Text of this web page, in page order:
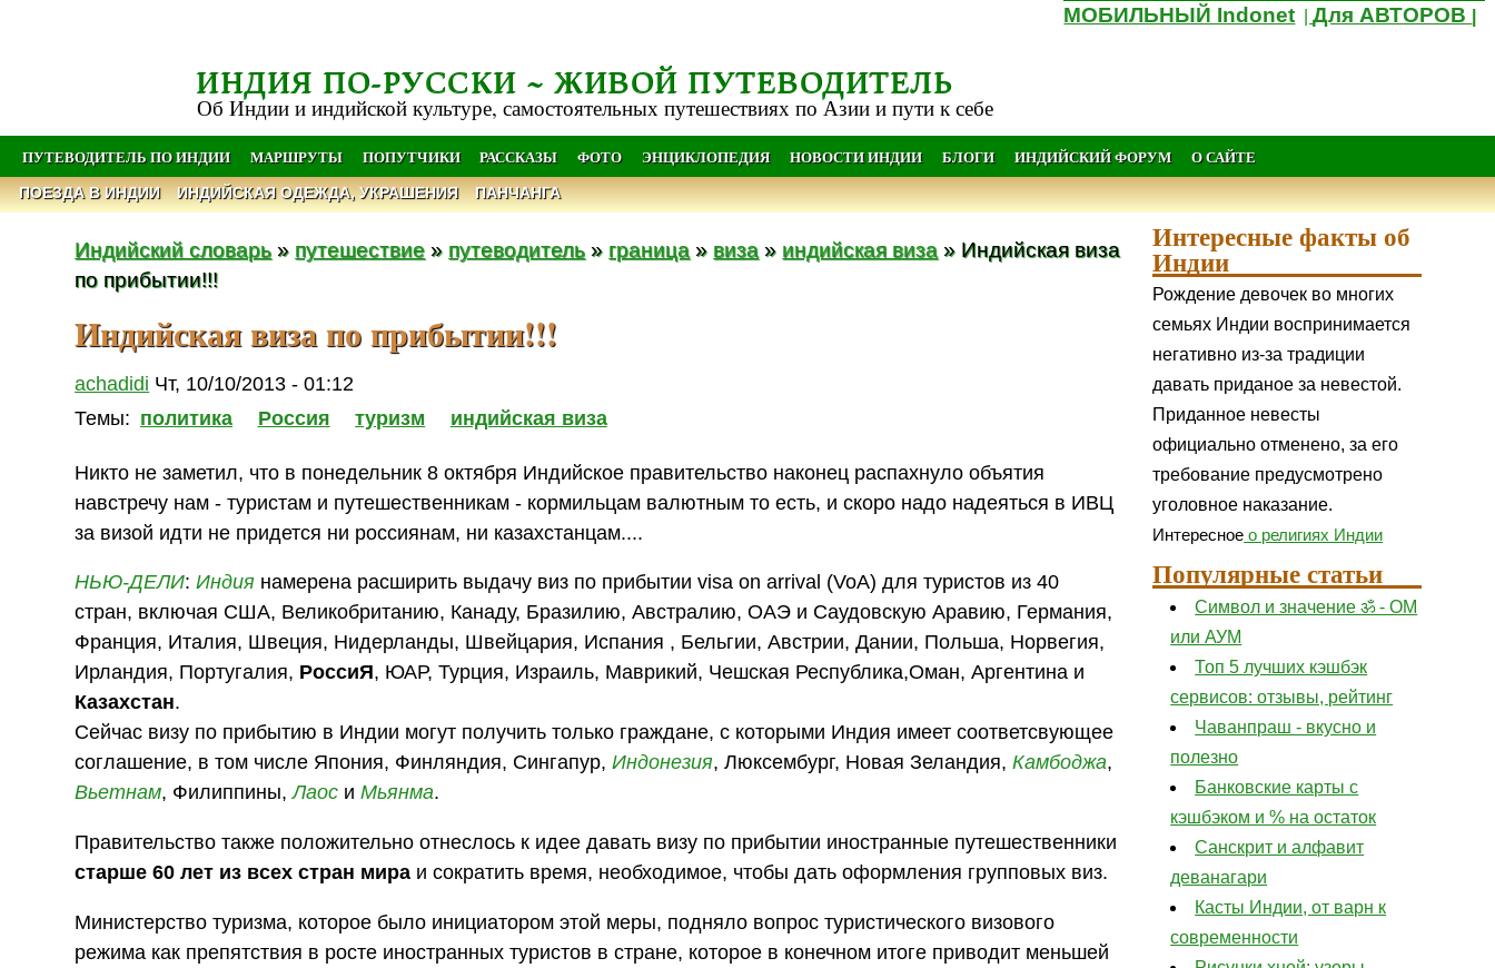
МОБИЛЬНЫЙ Indonet |Для АВТОРОВ
ИНДИЯ ПО-РУССКИ ~ ЖИВОЙ ПУТЕВОДИТЕЛЬ
Об Индии и индийской культуре, самостоятельных путешествиях по Азии и пути к себе
ПУТЕВОДИТЕЛЬ ПО ИНДИИ МАРШРУТЫ ПОПУТЧИКИ РАССКАЗЫ ФОТО ЭНЦИКЛОПЕДИЯ НОВОСТИ ИНДИИ БЛОГИ ИНДИЙСКИЙ ФОРУМ О САЙТЕ
ПОЕЗДА В ИНДИИ ИНДИЙСКАЯ ОДЕЖДА, УКРАШЕНИЯ ПАНЧАНГА
Индийский словарь» путешествие » путеводитель» граница » виза » индийская виза » Индийская виза
по прибытии!!!
Индийская виза по прибытии!!!
achadidi Чт, 10/10/2013 - 01:12
Темы: политика Россия туризм индийская виза
Никто не заметил, что в понедельник 8 октября Индийское правительство наконец распахнуло объятия
навстречу нам - туристам и путешественникам - кормильцам валютным то есть, и скоро надо надеяться в ИВЦ
за визой идти не придется ни россиянам, ни казахстанцам....
НЬЮ-ДЕЛИ:Индия намерена расширить выдачу виз по прибытии visa on arrival (VoA) для туристов из 40
стран, включая США, Великобританию, Канаду, Бразилию, Австралию, ОАЭ и Саудовскую Аравию, Германия,
Франция, Италия, Швеция, Нидерланды, Швейцария, Испания , Бельгии, Австрии, Дании, Польша, Норвегия,
Ирландия, Португалия, РоссиЯ, ЮАР, Турция, Израиль, Маврикий, Чешская Республика,Оман, Аргентина и
Казахстан.
Сейчас визу по прибытию в Индии могут получить только граждане, с которыми Индия имеет соответсвующее
соглашение, в том числе Япония, Финляндия, Сингапур,Индонезия, Люксембург, Новая Зеландия,Камбоджа,
Вьетнам, Филиппины,Лаос иМьянма.
Правительство также положительно отнеслось к идее давать визу по прибытии иностранные путешественники
старше 60 лет из всех стран мира и сократить время, необходимое, чтобы дать оформления групповых виз.
Министерство туризма, которое было инициатором этой меры, подняло вопрос туристического визового
режима как препятствия в росте иностранных туристов в стране, которое в конечном итоге приводит меньшей
Интересные факты об
Индии
Рождение девочек во многих
семьях Индии воспринимается
негативно из-за традиции
давать приданое за невестой.
Приданное невесты
официально отменено, за его
требование предусмотрено
уголовное наказание.
Интересное о религиях Индии
Популярные статьи
Символ и значение ॐ - ОМ
или АУМ
Топ 5 лучших кэшбэк
сервисов: отзывы, рейтинг
Чаванпраш - вкусно и
полезно
Банковские карты с
кэшбэком и % на остаток
Санскрит и алфавит
деванагари
Касты Индии, от варн к
современности